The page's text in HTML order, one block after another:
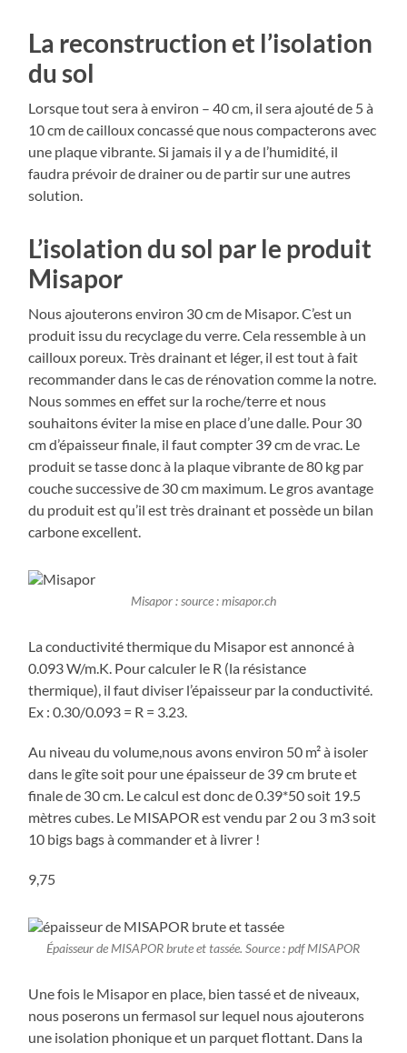
La reconstruction et l’isolation
du sol
Lorsque tout sera à environ – 40 cm, il sera ajouté de 5 à
10 cm de cailloux concassé que nous compacterons avec
une plaque vibrante. Si jamais il y a de l’humidité, il
faudra prévoir de drainer ou de partir sur une autres
solution.
L’isolation du sol par le produit
Misapor
Nous ajouterons environ 30 cm de Misapor. C’est un
produit issu du recyclage du verre. Cela ressemble à un
cailloux poreux. Très drainant et léger, il est tout à fait
recommander dans le cas de rénovation comme la notre.
Nous sommes en effet sur la roche/terre et nous
souhaitons éviter la mise en place d’une dalle. Pour 30
cm d’épaisseur finale, il faut compter 39 cm de vrac. Le
produit se tasse donc à la plaque vibrante de 80 kg par
couche successive de 30 cm maximum. Le gros avantage
du produit est qu’il est très drainant et possède un bilan
carbone excellent.
Misapor : source : misapor.ch
La conductivité thermique du Misapor est annoncé à
0.093 W/m.K. Pour calculer le R (la résistance
thermique), il faut diviser l’épaisseur par la conductivité.
Ex : 0.30/0.093 = R = 3.23.
Au niveau du volume,nous avons environ 50 m² à isoler
dans le gîte soit pour une épaisseur de 39 cm brute et
finale de 30 cm. Le calcul est donc de 0.39*50 soit 19.5
mètres cubes. Le MISAPOR est vendu par 2 ou 3 m3 soit
10 bigs bags à commander et à livrer !
9,75
Épaisseur de MISAPOR brute et tassée. Source : pdf MISAPOR
Une fois le Misapor en place, bien tassé et de niveaux,
nous poserons un fermasol sur lequel nous ajouterons
une isolation phonique et un parquet flottant. Dans la